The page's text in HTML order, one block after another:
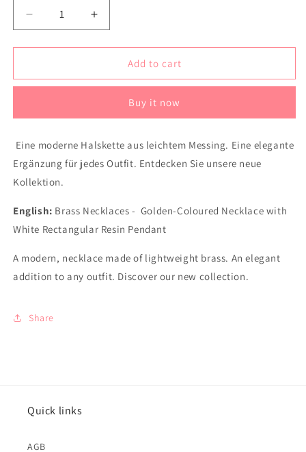
Decrease
quantity
for
aus
Goldfarbene
mit
weißem,
rechteckigem
aus
Increase
quantity
for
Halsketten
aus
Goldfarbene
mit
weißem,
aus
Add to cart
Buy it now
Eine moderne Halskette aus leichtem Messing. Eine elegante
Ergänzung für jedes Outfit. Entdecken Sie unsere neue
Kollektion.
English: Brass Necklaces - Golden-Coloured Necklace with
White Rectangular Resin Pendant
A modern, necklace made of lightweight brass. An elegant
addition to any outfit. Discover our new collection.
Share
Quick links
AGB